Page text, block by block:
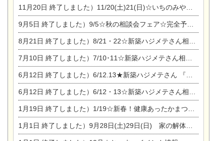
11月20日 終了しました）11/20(土)21(日)☆いちのみや逸品市に出店します【ひのきのバラ販売】
9月5日 終了しました）9/5☆秋の相談会フェア☆完全予約制
8月21日 終了しました）8/21・22☆新築ハジメテさん相談会 『集まれ！農地に家を建てたい人！』
7月10日 終了しました）7/10･11☆新築ハジメテさん相談会 『集まれ！農地に家を建てたい人！』完全予約制
6月12日 終了しました）6/12.13★新築ハジメテさん 『木の家 現場体感見学会』
6月12日 終了しました）6/12・13☆新築ハジメテさん相談会『今ある土地に家を建てる際の注意点』
1月19日 終了しました）1/19☆新春！健康あったかまつり＆増改築リフォームまつり
1月1日 終了しました）9月28日(土)29日(日) 家の解体なんでも相談会